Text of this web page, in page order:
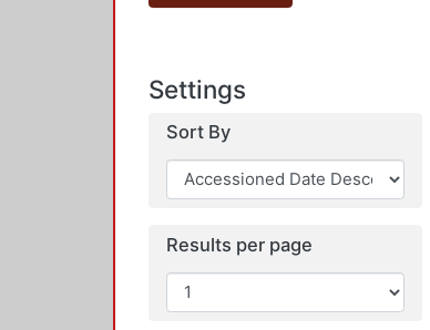
Settings
Sort By
Results per page